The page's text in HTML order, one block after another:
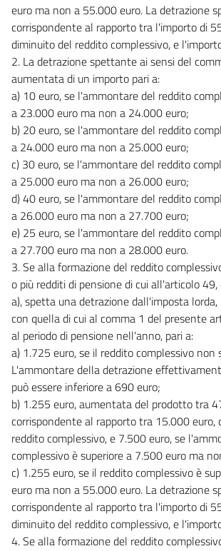
euro ma non a 55.000 euro. La detrazione
corrispondente al rapporto tra l'importo di
diminuito del reddito complessivo, e
2. La detrazione spettante ai sensi del
aumentata di un importo pari a:
a) 10 euro, se l'ammontare del reddito
a 23.000 euro ma non a 24.000 euro;
b) 20 euro, se l'ammontare del reddito
a 24.000 euro ma non a 25.000 euro;
c) 30 euro, se l'ammontare del reddito
a 25.000 euro ma non a 26.000 euro;
d) 40 euro, se l'ammontare del reddito
a 26.000 euro ma non a 27.700 euro;
e) 25 euro, se l'ammontare del reddito
a 27.700 euro ma non a 28.000 euro.
3. Se alla formazione del reddito
o più redditi di pensione di cui all'articolo
a), spetta una detrazione dall'imposta
con quella di cui al comma 1 del presente
al periodo di pensione nell'anno, pari a:
a) 1.725 euro, se il reddito complessivo non
L'ammontare della detrazione
può essere inferiore a 690 euro;
b) 1.255 euro, aumentata del prodotto tra
corrispondente al rapporto tra 15.000 euro,
reddito complessivo, e 7.500 euro, se
complessivo è superiore a 7.500 euro ma
c) 1.255 euro, se il reddito complessivo è
euro ma non a 55.000 euro. La detrazione
corrispondente al rapporto tra l'importo di
diminuito del reddito complessivo, e
4. Se alla formazione del reddito